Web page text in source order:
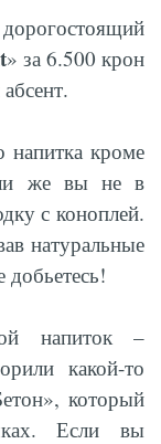
» за 6.500 крон
кроме
же вы не в
с коноплей.
натуральные
напиток –
какой-то
который
Если вы